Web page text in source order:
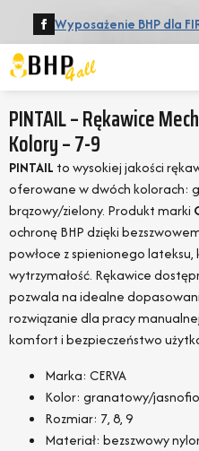
Wyposażenie BHP dla
PINTAIL – Rękawice
Kolory – 7-9
PINTAIL to wysokiej jakości
oferowane w dwóch kolorach:
brązowy/zielony. Produkt marki
ochronę BHP dzięki
powłoce z spienionego lateksu,
wytrzymałość. Rękawice
pozwala na idealne
rozwiązanie dla pracy
komfort i bezpieczeństwo
Marka: CERVA
Kolor: granatowy/
Rozmiar: 7, 8, 9
Materiał: bezszwowy